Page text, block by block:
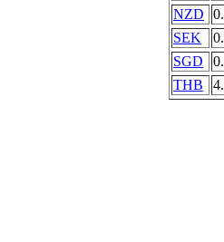
NZD
SEK
SGD
THB